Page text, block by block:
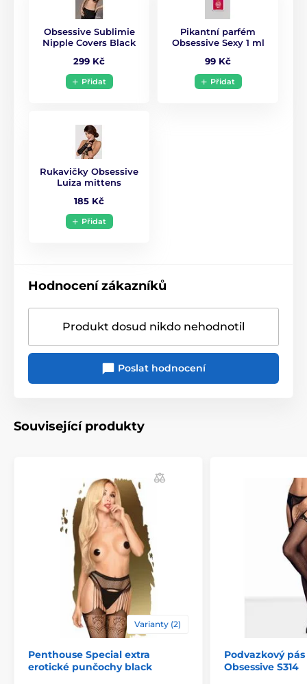
Obsessive Sublimie
Nipple Covers Black
299 Kč
Přidat
Pikantní parfém
Obsessive Sexy 1 ml
99 Kč
Přidat
Rukavičky Obsessive
Luiza mittens
185 Kč
Přidat
Hodnocení zákazníků
Produkt dosud nikdo nehodnotil
Poslat hodnocení
Související produkty
Varianty (2)
Penthouse Special extra
erotické punčochy black
Podvazkový
Obsessive S314